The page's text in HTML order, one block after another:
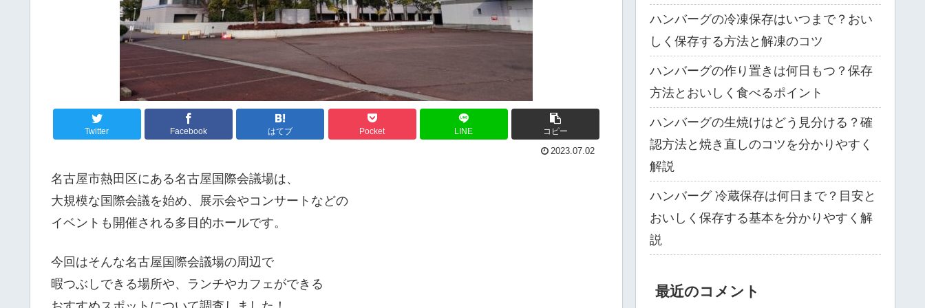
Twitter Facebook はてブ Pocket LINE コピー
2023.07.02
名古屋市熱田区にある名古屋国際会議場は、
大規模な国際会議を始め、展示会やコンサートなどの
イベントも開催される多目的ホールです。
今回はそんな名古屋国際会議場の周辺で
暇つぶしできる場所や、ランチやカフェができる
ハンバーグの冷凍保存はいつまで？おい
しく保存する方法と解凍のコツ
ハンバーグの作り置きは何日もつ？保存
方法とおいしく食べるポイント
ハンバーグの生焼けはどう見分ける？確
認方法と焼き直しのコツを分かりやすく
解説
ハンバーグ 冷蔵保存は何日まで？目安と
おいしく保存する基本を分かりやすく解
説
最近のコメント